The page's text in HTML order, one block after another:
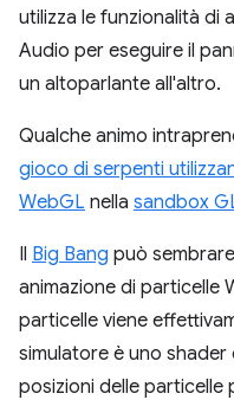
utilizza le funzionalità di
Audio per eseguire il
un altoparlante all'altro.
Qualche animo
gioco di serpenti
WebGL nella sandbox
Il Big Bang può
animazione di particelle
particelle viene
simulatore è uno
posizioni delle